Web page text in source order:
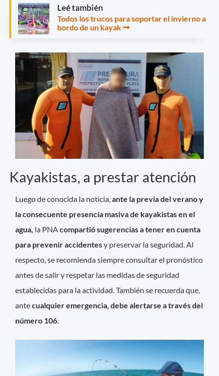
Leé también
Todos los trucos para soportar el invierno a
bordo de un kayak
Kayakistas, a prestar atención
Luego de conocida la noticia,ante la previa del verano y
la consecuente presencia masiva de kayakistas en el
agua, la PNAcompartió sugerencias a tener en cuenta
para prevenir accidentesy preservar la seguridad. Al
respecto, se recomienda siempre consultar el pronóstico
antes de salir y respetar las medidas de seguridad
establecidas para la actividad. También se recuerda que,
antecualquier emergencia, debe alertarse a través del
número 106.